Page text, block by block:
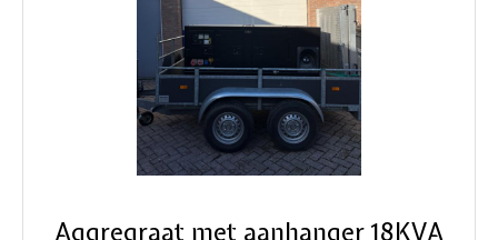
Aggregraat met aanhanger 18KVA